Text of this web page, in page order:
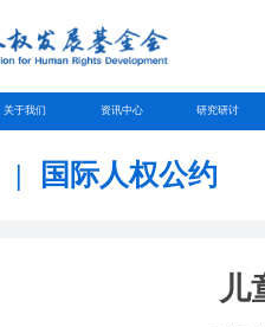
关于我们 资讯中心 研究研讨
| 国际人权公约
儿